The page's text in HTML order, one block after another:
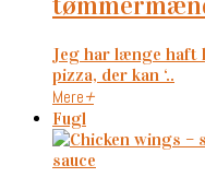
Jeg har længe
pizza, der kan ‘..
Mere+
Fugl